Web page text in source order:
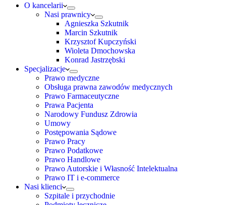
O kancelarii
Nasi prawnicy
Agnieszka Szkutnik
Marcin Szkutnik
Krzysztof Kupczyński
Wioleta Dmochowska
Konrad Jastrzębski
Specjalizacje
Prawo medyczne
Obsługa prawna zawodów medycznych
Prawo Farmaceutyczne
Prawa Pacjenta
Narodowy Fundusz Zdrowia
Umowy
Postępowania Sądowe
Prawo Pracy
Prawo Podatkowe
Prawo Handlowe
Prawo Autorskie i Własność Intelektualna
Prawo IT i e-commerce
Nasi klienci
Szpitale i przychodnie